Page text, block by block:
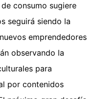
consumo sugiere
seguirá siendo la
emprendedores
observando la
para
por contenidos